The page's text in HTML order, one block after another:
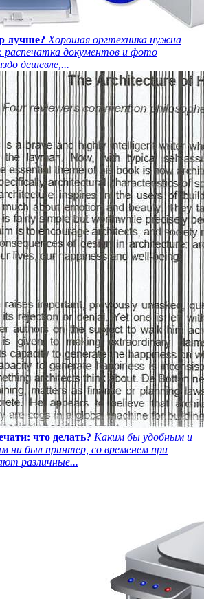
лучше? Хорошая оргтехника нужна
распечатка документов и фото
дешевле,...
что делать? Каким бы удобным и
ни был принтер, со временем при
различные...